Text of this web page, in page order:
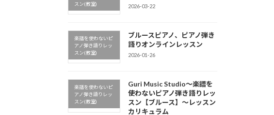
スン(教室)
2026-03-22
楽譜を使わないピ
アノ弾き語りレッ
スン(教室)
ブルースピアノ、ピアノ弾き
語りオンラインレッスン
2026-01-26
楽譜を使わないピ
アノ弾き語りレッ
スン(教室)
Guri Music Studio〜楽譜を
使わないピアノ弾き語りレッ
スン【ブルース】〜レッスン
カリキュラム